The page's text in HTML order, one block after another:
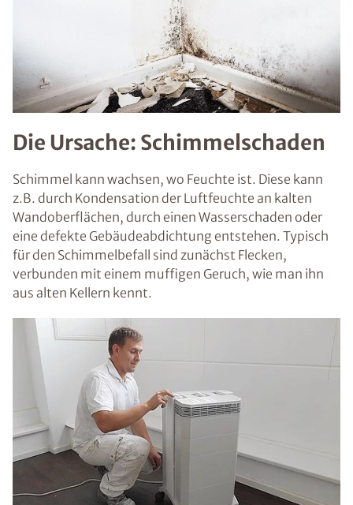
Die Ursache: Schimmelschaden
Schimmel kann wachsen, wo Feuchte ist. Diese kann
z.B. durch Kondensation der Luftfeuchte an kalten
Wandoberflächen, durch einen Wasserschaden oder
eine defekte Gebäudeabdichtung entstehen. Typisch
für den Schimmelbefall sind zunächst Flecken,
verbunden mit einem muffigen Geruch, wie man ihn
aus alten Kellern kennt.